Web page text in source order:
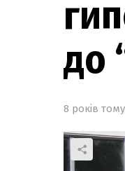
до
8 років тому